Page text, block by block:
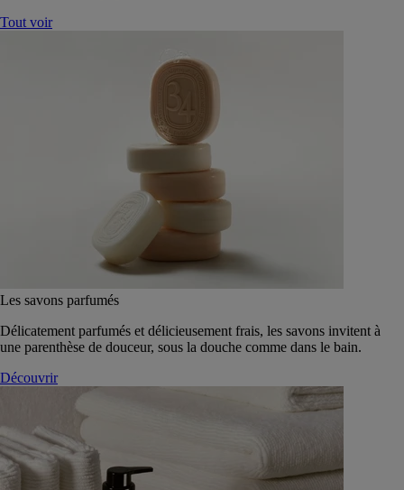
Tout voir
Les savons parfumés
Délicatement parfumés et délicieusement frais, les savons invitent à
une parenthèse de douceur, sous la douche comme dans le bain.
Découvrir